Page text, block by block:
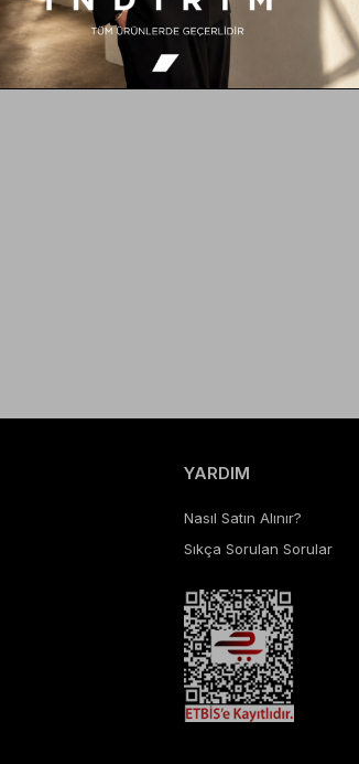
YARDIM
Nasıl Satın Alınır?
Sıkça Sorulan Sorular